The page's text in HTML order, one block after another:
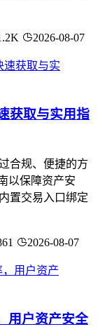
2026-08-07
获取与实用指
合规、便捷的方
以保障资产安
置交易入口绑定
2026-08-07
用户资产安全